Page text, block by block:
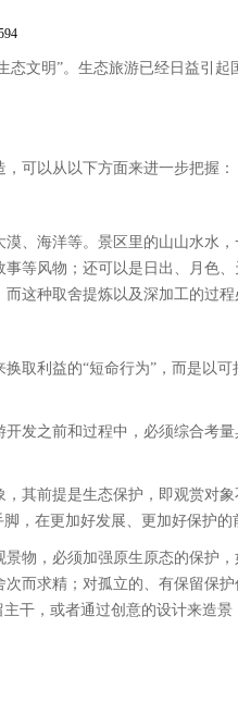
文明”。生态旅游已经日益引起
可以从以下方面来进一步把握：
、海洋等。景区里的山山水水
等风物；还可以是日出、月色
这种取舍提炼以及深加工的过程
取利益的“短命行为”，而是以
发之前和过程中，必须综合考量
其前提是生态保护，即观赏对
，在更加好发展、更加好保护的
物，必须加强原生原态的保护
而求精；对孤立的、有保留保
干，或者通过创意的设计来造